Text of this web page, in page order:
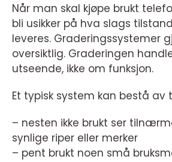
Når man skal kjøpe brukt
bli usikker på hva slags
leveres. Graderingssystemer
oversiktlig. Graderingen
utseende, ikke om funksjon.
Et typisk system kan bestå av
– nesten ikke brukt ser
synlige riper eller merker
– pent brukt noen små